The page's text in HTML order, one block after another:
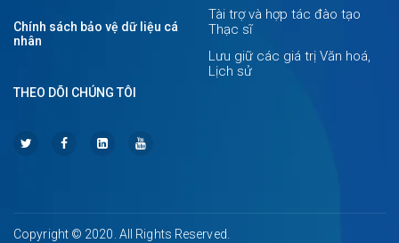
Chính sách bảo vệ dữ liệu cá
nhân
Tài trợ và hợp tác đào tạo
Thạc sĩ
Lưu giữ các giá trị Văn hoá,
Lịch sử
THEO DÕI CHÚNG TÔI
Copyright © 2020. All Rights Reserved.